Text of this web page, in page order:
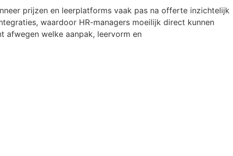
prijzen en leerplatforms vaak pas na offerte inzichtelijk
waardoor HR-managers moeilijk direct kunnen
afwegen welke aanpak, leervorm en